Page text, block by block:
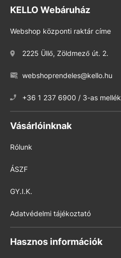
KELLO Webáruház
Webshop központi raktár címe
2225 Üllő, Zöldmező út. 2.
webshoprendeles@kello.hu
+36 1 237 6900 / 3-as mellék
Vásárlóinknak
Rólunk
ÁSZF
GY.I.K.
Adatvédelmi tájékoztató
Hasznos információk